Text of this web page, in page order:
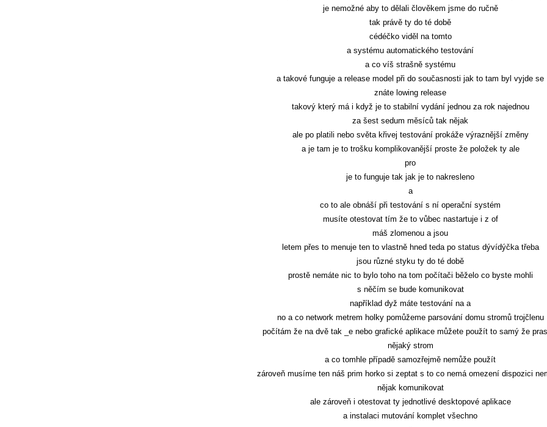
je nemožné aby to dělali člověkem jsme do ručně
tak právě ty do té době
cédéčko viděl na tomto
a systému automatického testování
a co víš strašně systému
a takové funguje a release model při do současnosti jak to tam byl vyjde se
znáte lowing release
takový který má i když je to stabilní vydání jednou za rok najednou
za šest sedum měsíců tak nějak
ale po platili nebo světa křivej testování prokáže výraznější změny
a je tam je to trošku komplikovanější proste že položek ty ale
pro
je to funguje tak jak je to nakresleno
a
co to ale obnáší při testování s ní operační systém
musíte otestovat tím že to vůbec nastartuje i z of
máš zlomenou a jsou
letem přes to menuje ten to vlastně hned teda po status dývídýčka třeba
jsou různé styku ty do té době
prostě nemáte nic to bylo toho na tom počítači běželo co byste mohli
s něčím se bude komunikovat
například dyž máte testování na a
no a co network metrem holky pomůžeme parsování domu stromů trojčlenu
počítám že na dvě tak _e nebo grafické aplikace můžete použít to samý že
nějaký strom
a co tomhle případě samozřejmě nemůže použít
zároveň musíme ten náš prim horko si zeptat s to co nemá omezení dispozici
nějak komunikovat
ale zároveň i otestovat ty jednotlivé desktopové aplikace
a instalaci mutování komplet všechno